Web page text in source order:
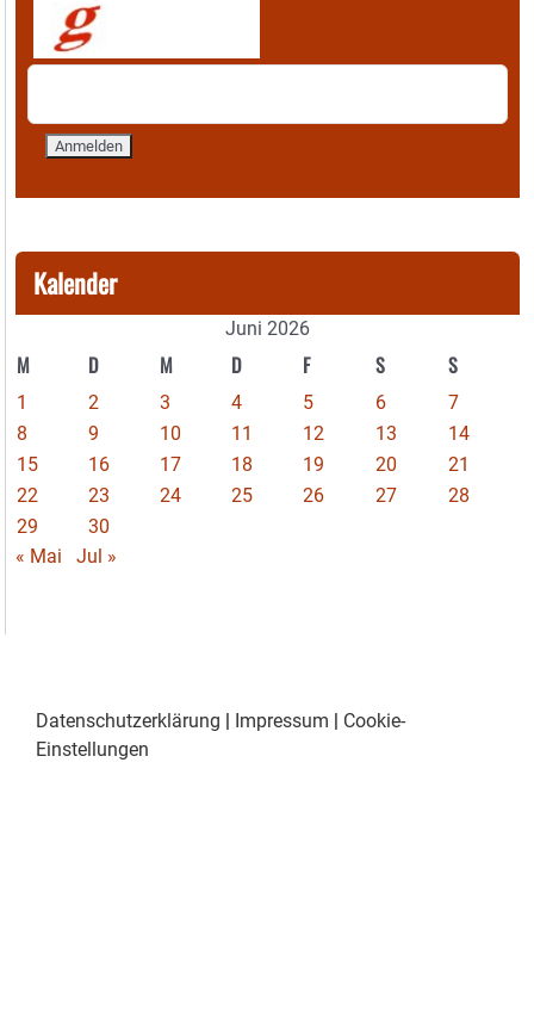
Kalender
Juni 2026
M D M D F S S
1 2 3 4 5 6
7
8
9 10 11 12 13
14
15
16 17 18 19 20
21
22
23 24 25 26 27
28
29
30
« Mai
Jul »
Datenschutzerklärung Impressum
Cookie-
Einstellungen